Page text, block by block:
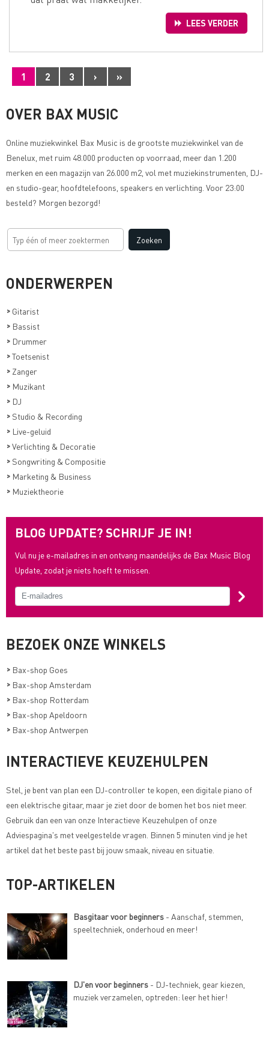
LEES VERDER
1 2 3 › »
OVER BAX MUSIC
Online muziekwinkel Bax Music is de grootste muziekwinkel van de
Benelux, met ruim 48.000 producten op voorraad, meer dan 1.200
merken en een magazijn van 26.000 m2, vol met muziekinstrumenten, DJ-
en studio-gear, hoofdtelefoons, speakers en verlichting. Voor 23:00
besteld? Morgen bezorgd!
ONDERWERPEN
> Gitarist
> Bassist
> Drummer
>Toetsenist
> Zanger
> Muzikant
> DJ
> Studio & Recording
> Live-geluid
>Verlichting & Decoratie
> Songwriting & Compositie
> Marketing & Business
> Muziektheorie
BLOG UPDATE? SCHRIJF JE IN!
Vul nu je e-mailadres in en ontvang maandelijks de Bax Music Blog
Update, zodat je niets hoeft te missen.
BEZOEK ONZE WINKELS
> Bax-shop Goes
> Bax-shop Amsterdam
> Bax-shop Rotterdam
> Bax-shop Apeldoorn
> Bax-shop Antwerpen
INTERACTIEVE KEUZEHULPEN
Stel, je bent van plan een DJ-controller te kopen, een digitale piano of
een elektrische gitaar, maar je ziet door de bomen het bos niet meer.
Gebruik dan een van onze Interactieve Keuzehulpen of onze
Adviespagina's met veelgestelde vragen . Binnen 5 minuten vind je het
artikel dat het beste past bij jouw smaak, niveau en situatie.
TOP-ARTIKELEN
Basgitaar voor beginners - Aanschaf, stemmen,
speeltechniek, onderhoud en meer!
DJ'en voor beginners - DJ-techniek, gear kiezen,
muziek verzamelen, optreden: leer het hier!